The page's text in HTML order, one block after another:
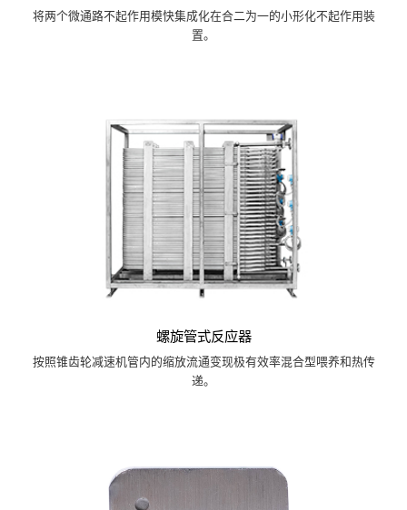
将两个微通路不起作用模快集成化在合二为一的小形化不起作用裝
置。
螺旋管式反应器
按照锥齿轮减速机管内的缩放流通变现极有效率混合型喂养和热传
递。